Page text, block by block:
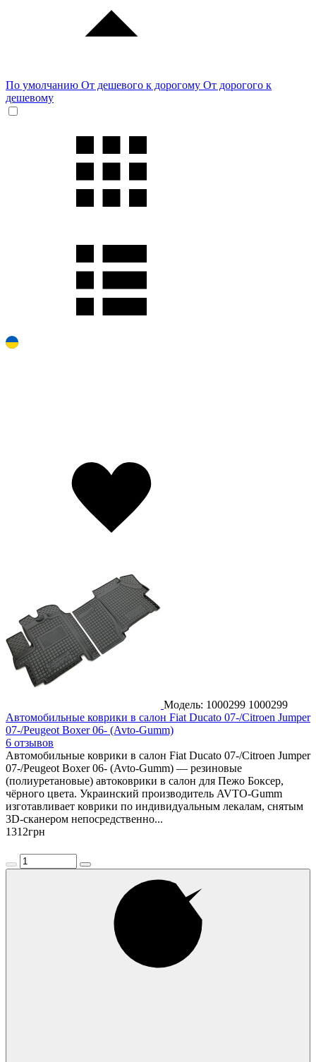
По умолчанию От дешевого к дорогому От дорогого к
дешевому
Модель: 1000299 1000299
Автомобильные коврики в салон Fiat Ducato 07-/Citroen Jumper
07-/Peugeot Boxer 06- (Avto-Gumm)
6 отзывов
Автомобильные коврики в салон Fiat Ducato 07-/Citroen Jumper
07-/Peugeot Boxer 06- (Avto-Gumm) — резиновые
(полиуретановые) автоковрики в салон для Пежо Боксер,
чёрного цвета. Украинский производитель AVTO-Gumm
изготавливает коврики по индивидуальным лекалам, снятым
3D-сканером непосредственно...
1312грн